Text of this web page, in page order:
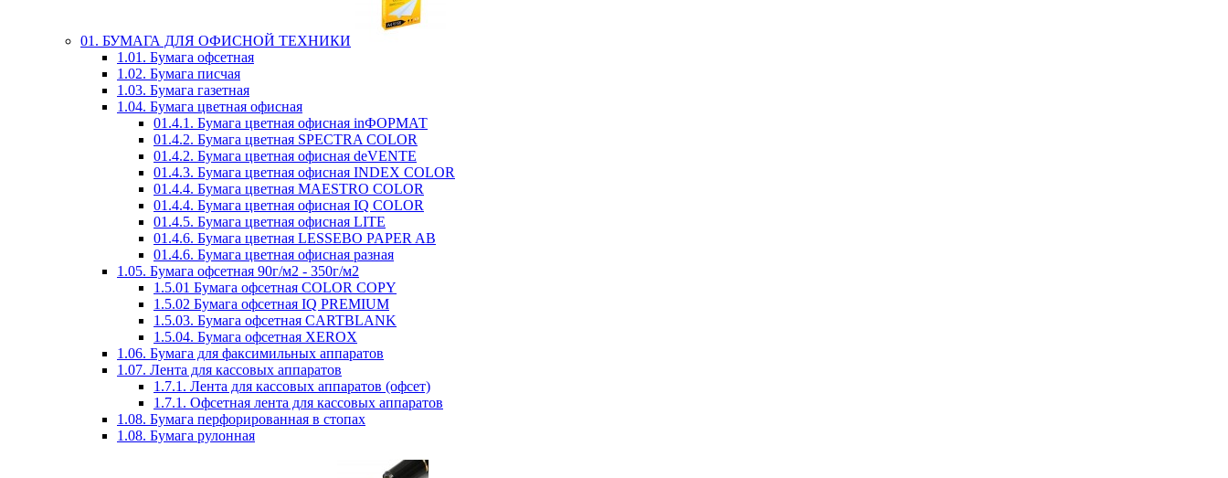
01. БУМАГА ДЛЯ ОФИСНОЙ ТЕХНИКИ
1.01. Бумага офсетная
1.02. Бумага писчая
1.03. Бумага газетная
1.04. Бумага цветная офисная
01.4.1. Бумага цветная офисная inФОРМАТ
01.4.2. Бумага цветная SPECTRA COLOR
01.4.2. Бумага цветная офисная deVENTE
01.4.3. Бумага цветная офисная INDEX COLOR
01.4.4. Бумага цветная MAESTRO COLOR
01.4.4. Бумага цветная офисная IQ COLOR
01.4.5. Бумага цветная офисная LITE
01.4.6. Бумага цветная LESSEBO PAPER AB
01.4.6. Бумага цветная офисная разная
1.05. Бумага офсетная 90г/м2 - 350г/м2
1.5.01 Бумага офсетная COLOR COPY
1.5.02 Бумага офсетная IQ PREMIUM
1.5.03. Бумага офсетная CARTBLANK
1.5.04. Бумага офсетная XEROX
1.06. Бумага для факсимильных аппаратов
1.07. Лента для кассовых аппаратов
1.7.1. Лента для кассовых аппаратов (офсет)
1.7.1. Офсетная лента для кассовых аппаратов
1.08. Бумага перфорированная в стопах
1.08. Бумага рулонная